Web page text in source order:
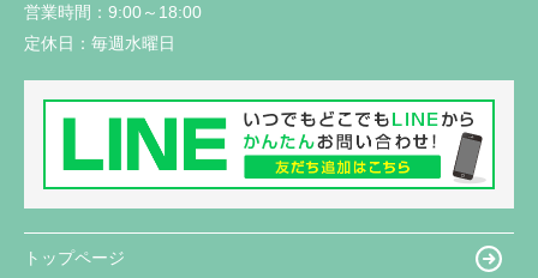
営業時間： 9:00～18:00
定休日： 毎週水曜日
トップページ